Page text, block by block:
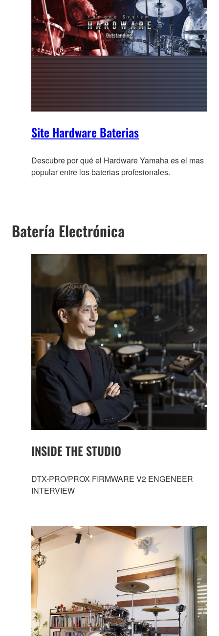
Site Hardware Baterias
Descubre por qué el Hardware Yamaha es el mas
popular entre los baterias profesionales.
Batería Electrónica
INSIDE THE STUDIO
DTX-PRO/PROX FIRMWARE V2 ENGENEER
INTERVIEW